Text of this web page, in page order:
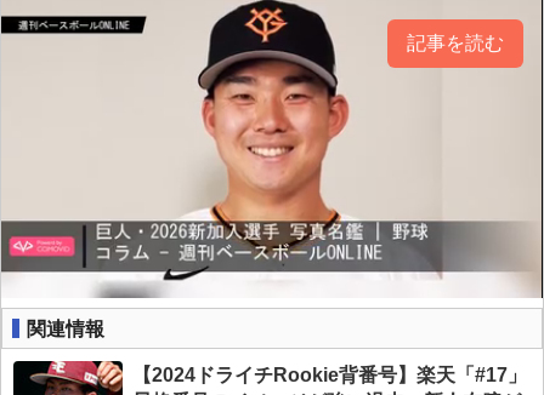
記事を読む
関連情報
【2024ドライチRookie背番号】楽天「#17」